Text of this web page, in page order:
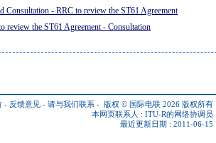
Consultation - RRC to review the ST61 Agreement
review the ST61 Agreement - Consultation
- 反馈意见 - 请与我们联系 - 版权 © 国际电联 2026 版权所有
本网页联系人 : ITU-R的网络协调员
最近更新日期 : 2011-06-15